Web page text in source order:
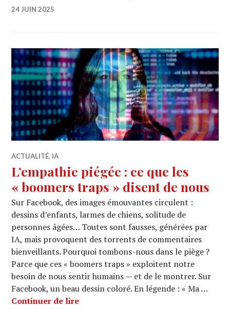
24 JUIN 2025
ACTUALITÉ, IA
L’empathie piégée : ce que les
« boomers traps » disent de nous
Sur Facebook, des images émouvantes circulent :
dessins d’enfants, larmes de chiens, solitude de
personnes âgées… Toutes sont fausses, générées par
IA, mais provoquent des torrents de commentaires
bienveillants. Pourquoi tombons-nous dans le piège ?
Parce que ces « boomers traps » exploitent notre
besoin de nous sentir humains — et de le montrer. Sur
Facebook, un beau dessin coloré. En légende : « Ma …
Continuer de lireL’empathie piégée : ce que les «